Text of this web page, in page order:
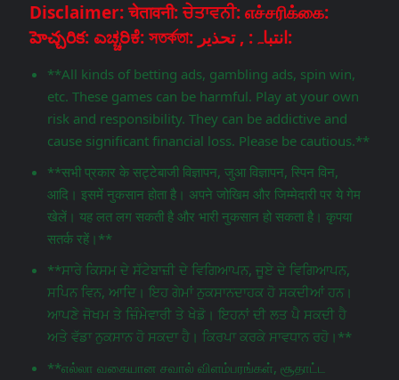
Disclaimer: चेतावनी: ਚੇਤਾਵਨੀ: எச்சரிக்கை:
హెచ్చరిక: ಎಚ್ಚರಿಕೆ: সতর্কতা: انتباہ: , تحذير:
**All kinds of betting ads, gambling ads, spin win,
etc. These games can be harmful. Play at your own
risk and responsibility. They can be addictive and
cause significant financial loss. Please be cautious.**
**सभी प्रकार के सट्टेबाजी विज्ञापन, जुआ विज्ञापन, स्पिन विन,
आदि। इसमें नुकसान होता है। अपने जोखिम और जिम्मेदारी पर ये गेम
खेलें। यह लत लग सकती है और भारी नुकसान हो सकता है। कृपया
सतर्क रहें।**
**ਸਾਰੇ ਕਿਸਮ ਦੇ ਸੱਟੇਬਾਜ਼ੀ ਦੇ ਵਿਗਿਆਪਨ, ਜੂਏ ਦੇ ਵਿਗਿਆਪਨ,
ਸਪਿਨ ਵਿਨ, ਆਦਿ। ਇਹ ਗੇਮਾਂ ਨੁਕਸਾਨਦਾਹਕ ਹੋ ਸਕਦੀਆਂ ਹਨ।
ਆਪਣੇ ਜੋਖਮ ਤੇ ਜ਼ਿੰਮੇਵਾਰੀ ਤੇ ਖੇਡੋ। ਇਹਨਾਂ ਦੀ ਲਤ ਪੈ ਸਕਦੀ ਹੈ
ਅਤੇ ਵੱਡਾ ਨੁਕਸਾਨ ਹੋ ਸਕਦਾ ਹੈ। ਕਿਰਪਾ ਕਰਕੇ ਸਾਵਧਾਨ ਰਹੋ।**
**எல்லா வகையான சவால் விளம்பரங்கள், சூதாட்ட